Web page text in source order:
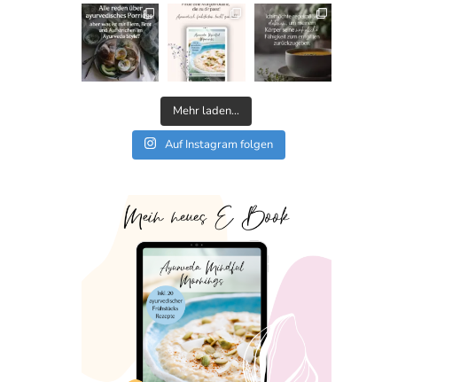
Mehr laden…
Auf Instagram folgen